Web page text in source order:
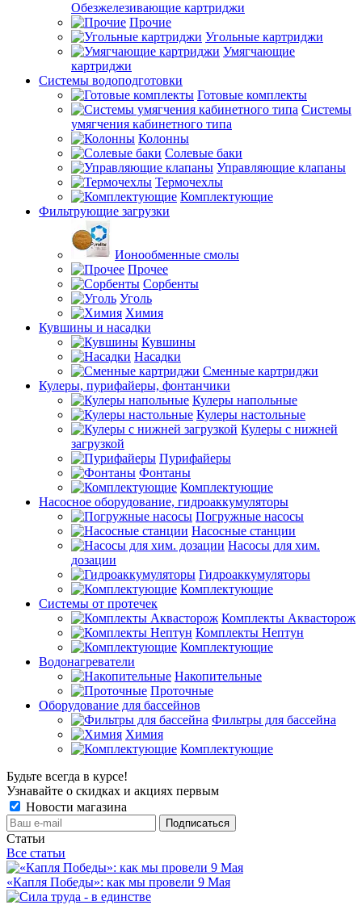
Обезжелезивающие картриджи
Прочие
Угольные картриджи
Умягчающие
картриджи
Системы водоподготовки
Готовые комплекты
Системы
умягчения кабинетного типа
Колонны
Солевые баки
Управляющие клапаны
Термочехлы
Комплектующие
Фильтрующие загрузки
Ионообменные смолы
Прочее
Сорбенты
Уголь
Химия
Кувшины и насадки
Кувшины
Насадки
Сменные картриджи
Кулеры, пурифайеры, фонтанчики
Кулеры напольные
Кулеры настольные
Кулеры с нижней
загрузкой
Пурифайеры
Фонтаны
Комплектующие
Насосное оборудование, гидроаккумуляторы
Погружные насосы
Насосные станции
Насосы для хим.
дозации
Гидроаккумуляторы
Комплектующие
Системы от протечек
Комплекты Аквасторож
Комплекты Нептун
Комплектующие
Водонагреватели
Накопительные
Проточные
Оборудование для бассейнов
Фильтры для бассейна
Химия
Комплектующие
Будьте всегда в курсе!
Узнавайте о скидках и акциях первым
Новости магазина
Статьи
Все статьи
«Капля Победы»: как мы провели 9 Мая